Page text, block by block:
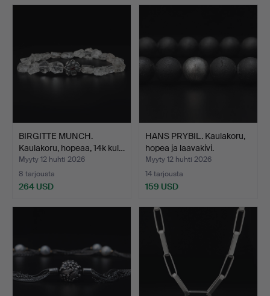
BIRGITTE MUNCH.
Kaulakoru, hopeaa, 14k kul…
Myyty 12 huhti 2026
8 tarjousta
264 USD
HANS PRYBIL. Kaulakoru,
hopea ja laavakivi.
Myyty 12 huhti 2026
14 tarjousta
159 USD